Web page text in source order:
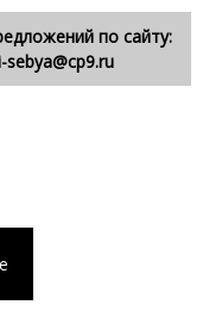
по сайту:
sebya@cp9.ru